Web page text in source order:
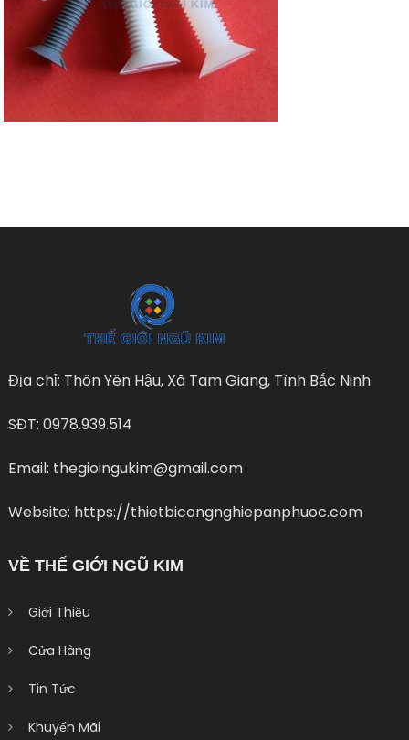
Địa chỉ: Thôn Yên Hậu, Xã Tam Giang, Tình Bắc Ninh
SĐT: 0978.939.514
Email: thegioingukim@gmail.com
Website: https://thietbicongnghiepanphuoc.com
VỀ THẾ GIỚI NGŨ KIM
Giới Thiệu
Cửa Hàng
Tin Tức
Khuyến Mãi